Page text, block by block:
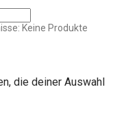
Keine Produkte
die deiner Auswahl